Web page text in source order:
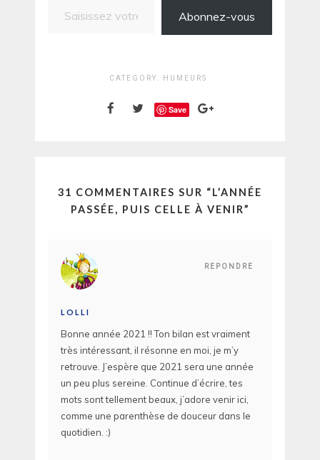
Abonnez-vous
CATEGORY: HUMEURS
Save
31 COMMENTAIRES SUR “L’ANNÉE
PASSÉE, PUIS CELLE À VENIR”
REPONDRE
LOLLI
Bonne année 2021 !! Ton bilan est vraiment
très intéressant, il résonne en moi, je m’y
retrouve. J’espère que 2021 sera une année
un peu plus sereine. Continue d’écrire, tes
mots sont tellement beaux, j’adore venir ici,
comme une parenthèse de douceur dans le
quotidien. :)